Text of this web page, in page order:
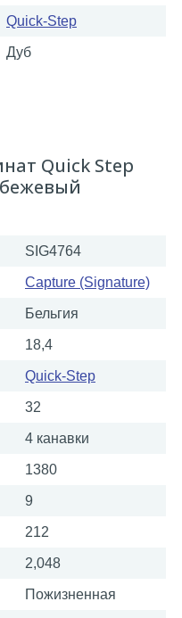
Quick-Step
Дуб
Quick Step
SIG4764
Capture (Signature)
Бельгия
18,4
Quick-Step
32
4 канавки
1380
9
212
2,048
Пожизненная